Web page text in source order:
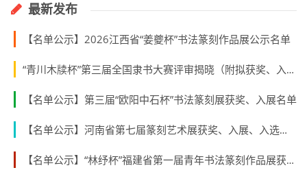
最新发布
【名单公示】2026江西省“姜夔杯”书法篆刻作品展公示名单
“青川木牍杯”第三届全国隶书大赛评审揭晓（附拟获奖、入展作者名单）
【名单公示】第三届“欧阳中石杯”书法篆刻展获奖、入展名单
【名单公示】河南省第七届篆刻艺术展获奖、入展、入选名单公示
【名单公示】“林纾杯”福建省第一届青年书法篆刻作品展获奖、入展、入围名单